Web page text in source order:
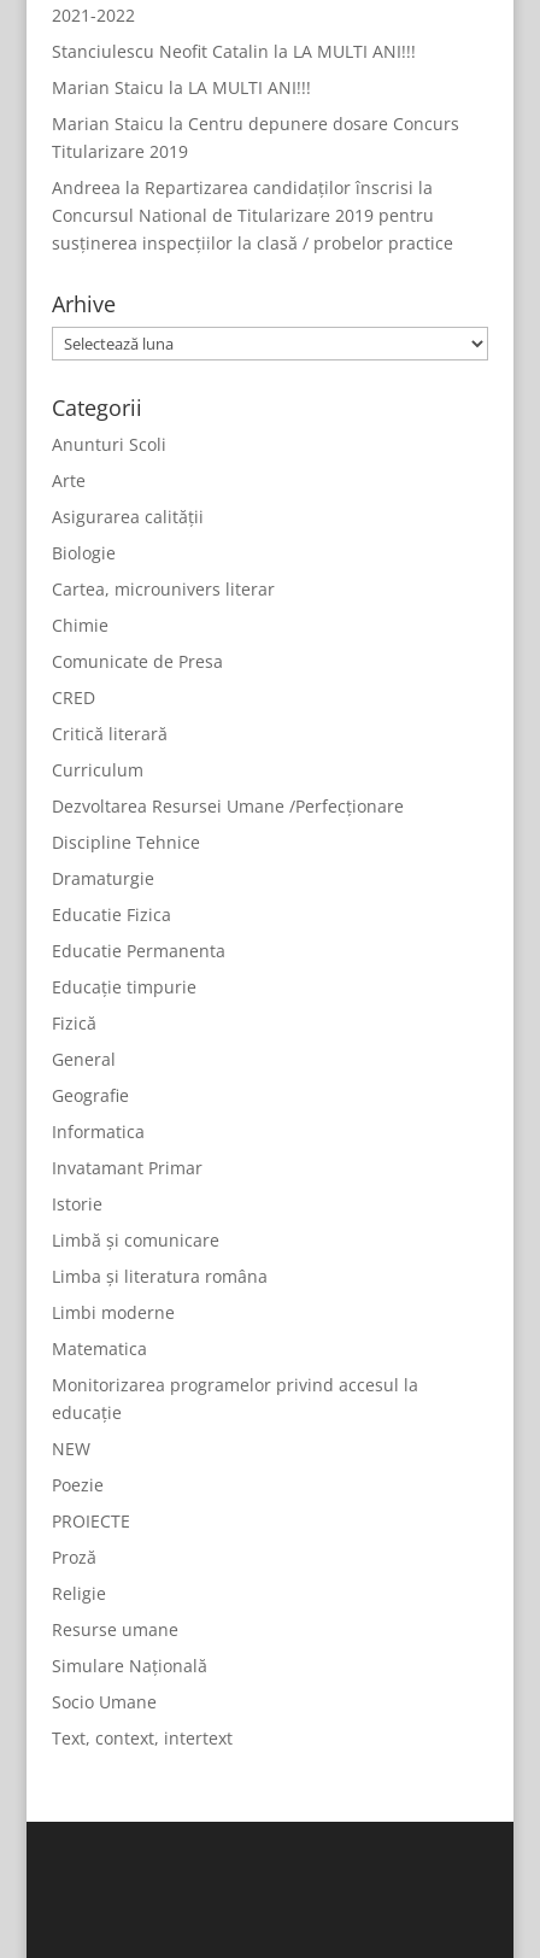
2021-2022
Stanciulescu Neofit Catalin la LA MULTI ANI!!!
Marian Staicu la LA MULTI ANI!!!
Marian Staicu la Centru depunere dosare Concurs
Titularizare 2019
Andreea la Repartizarea candidaților înscrisi la
Concursul National de Titularizare 2019 pentru
susținerea inspecțiilor la clasă / probelor practice
Arhive
Arhive
Categorii
Anunturi Scoli
Arte
Asigurarea calității
Biologie
Cartea, microunivers literar
Chimie
Comunicate de Presa
CRED
Critică literară
Curriculum
Dezvoltarea Resursei Umane /Perfecționare
Discipline Tehnice
Dramaturgie
Educatie Fizica
Educatie Permanenta
Educație timpurie
Fizică
General
Geografie
Informatica
Invatamant Primar
Istorie
Limbă și comunicare
Limba și literatura româna
Limbi moderne
Matematica
Monitorizarea programelor privind accesul la
educație
NEW
Poezie
PROIECTE
Proză
Religie
Resurse umane
Simulare Națională
Socio Umane
Text, context, intertext